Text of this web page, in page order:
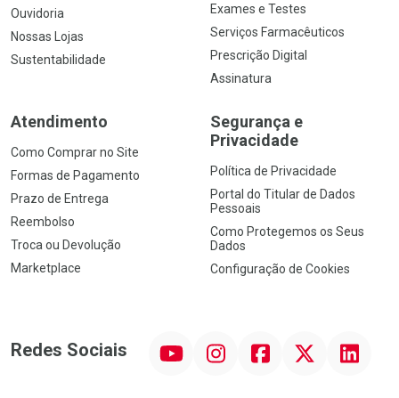
Ouvidoria
Nossas Lojas
Sustentabilidade
Exames e Testes
Serviços Farmacêuticos
Prescrição Digital
Assinatura
Atendimento
Como Comprar no Site
Formas de Pagamento
Prazo de Entrega
Reembolso
Troca ou Devolução
Marketplace
Segurança e
Privacidade
Política de Privacidade
Portal do Titular de Dados
Pessoais
Como Protegemos os Seus
Dados
Configuração de Cookies
Redes Sociais InstagramFacebook Linkedin